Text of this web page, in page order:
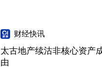
财经快讯
太古地产续沽非核心资
由